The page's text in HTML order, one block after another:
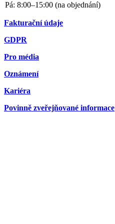
Fakturační údaje
GDPR
Pro média
Oznámení
Kariéra
Povinně zveřejňované informace